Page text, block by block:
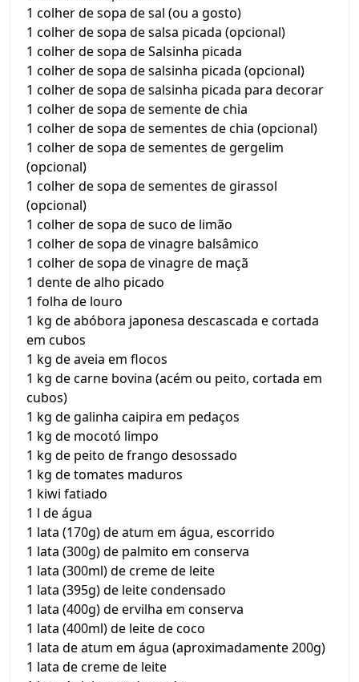
1 colher de sopa de sal (ou a gosto)
1 colher de sopa de salsa picada (opcional)
1 colher de sopa de Salsinha picada
1 colher de sopa de salsinha picada (opcional)
1 colher de sopa de salsinha picada para decorar
1 colher de sopa de semente de chia
1 colher de sopa de sementes de chia (opcional)
1 colher de sopa de sementes de gergelim
(opcional)
1 colher de sopa de sementes de girassol
(opcional)
1 colher de sopa de suco de limão
1 colher de sopa de vinagre balsâmico
1 colher de sopa de vinagre de maçã
1 dente de alho picado
1 folha de louro
1 kg de abóbora japonesa descascada e cortada
em cubos
1 kg de aveia em flocos
1 kg de carne bovina (acém ou peito, cortada em
cubos)
1 kg de galinha caipira em pedaços
1 kg de mocotó limpo
1 kg de peito de frango desossado
1 kg de tomates maduros
1 kiwi fatiado
1 l de água
1 lata (170g) de atum em água, escorrido
1 lata (300g) de palmito em conserva
1 lata (300ml) de creme de leite
1 lata (395g) de leite condensado
1 lata (400g) de ervilha em conserva
1 lata (400ml) de leite de coco
1 lata de atum em água (aproximadamente 200g)
1 lata de creme de leite